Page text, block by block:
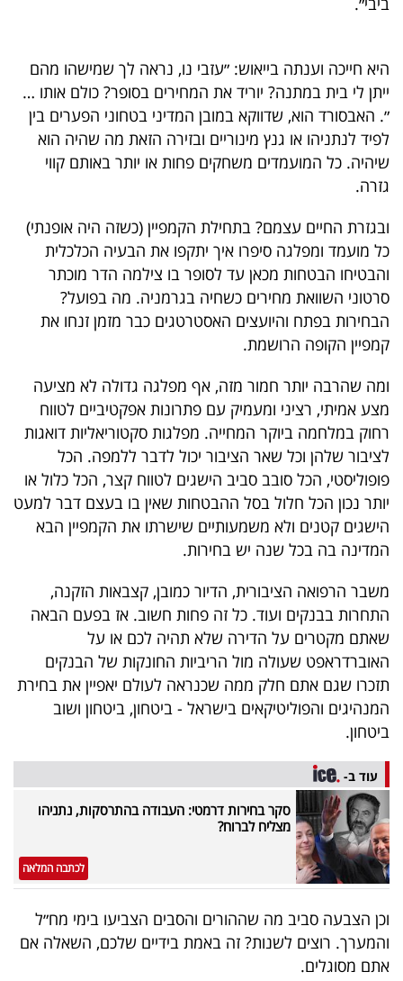
ניוזלטרים
מייל
אדום
פרסמו
עקבו
אחרינו:
היא חייכה וענתה בייאוש: ״עזבי נו, נראה לך שמישהו מהם
ייתן לי בית במתנה? יוריד את המחירים בסופר? כולם אותו …
״. האבסורד הוא, שדווקא במובן המדיני בטחוני הפערים בין
לפיד לנתניהו או גנץ מינוריים ובזירה הזאת מה שהיה הוא
שיהיה. כל המועמדים משחקים פחות או יותר באותם קווי
גזרה.
ובגזרת החיים עצמם? בתחילת הקמפיין (כשזה היה אופנתי)
כל מועמד ומפלגה סיפרו איך יתקפו את הבעיה הכלכלית
והבטיחו הבטחות מכאן עד לסופר בו צילמה הדר מוכתר
סרטוני השוואת מחירים כשחיה בגרמניה. מה בפועל?
הבחירות בפתח והיועצים האסטרטגים כבר מזמן זנחו את
קמפיין הקופה הרושמת.
ומה שהרבה יותר חמור מזה, אף מפלגה גדולה לא מציעה
מצע אמיתי, רציני ומעמיק עם פתרונות אפקטיביים לטווח
רחוק במלחמה ביוקר המחייה. מפלגות סקטוריאליות דואגות
לציבור שלהן וכל שאר הציבור יכול לדבר ללמפה. הכל
פופוליסטי, הכל סובב סביב הישגים לטווח קצר, הכל כלול או
יותר נכון הכל חלול בסל ההבטחות שאין בו בעצם דבר למעט
הישגים קטנים ולא משמעותיים שישרתו את הקמפיין הבא
המדינה בה בכל שנה יש בחירות.
משבר הרפואה הציבורית, הדיור כמובן, קצבאות הזקנה,
התחרות בבנקים ועוד. כל זה פחות חשוב. אז בפעם הבאה
שאתם מקטרים על הדירה שלא תהיה לכם או על
האוברדראפט שעולה מול הריביות החונקות של הבנקים
תזכרו שגם אתם חלק ממה שכנראה לעולם יאפיין את בחירת
המנהיגים והפוליטיקאים בישראל - ביטחון, ביטחון ושוב
ביטחון.
עוד ב-
סקר בחירות דרמטי: העבודה בהתרסקות, נתניהו
מצליח לברוח?
לכתבה המלאה
וכן הצבעה סביב מה שההורים והסבים הצביעו בימי מח״ל
והמערך. רוצים לשנות? זה באמת בידיים שלכם, השאלה אם
אתם מסוגלים.